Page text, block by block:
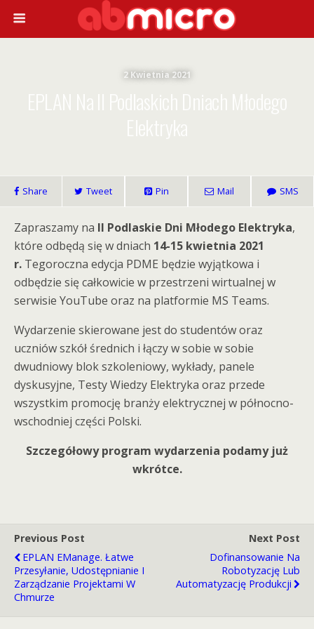
2 Kwietnia 2021
Share Tweet Pin Mail SMS
Zapraszamy na II Podlaskie Dni Młodego Elektryka,
które odbędą się w dniach 14-15 kwietnia 2021
r. Tegoroczna edycja PDME będzie wyjątkowa i
odbędzie się całkowicie w przestrzeni wirtualnej w
serwisie YouTube oraz na platformie MS Teams.
Wydarzenie skierowane jest do studentów oraz
uczniów szkół średnich i łączy w sobie w sobie
dwudniowy blok szkoleniowy, wykłady, panele
dyskusyjne, Testy Wiedzy Elektryka oraz przede
wszystkim promocję branży elektrycznej w północno-
wschodniej części Polski.
Szczegółowy program wydarzenia podamy już
wkrótce.
Previous Post
EPLAN EManage. Łatwe
Przesyłanie, Udostępnianie I
Zarządzanie Projektami W
Chmurze
Next Post
Dofinansowanie Na
Robotyzację Lub
Automatyzację Produkcji